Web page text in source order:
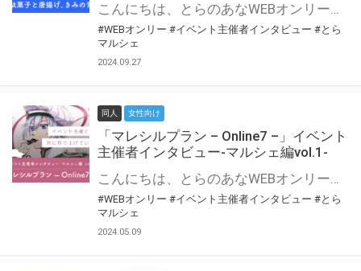
こんにちは、とらのあなWEBオンリー運営スタッフです。 新たにお届けする、イベント主催者インタビュー-マルシェ編-は、 とらのあなWEBオンリー「マルシェ」をご利用の主催様に 「マルシェ」を使ってイベントを開催した感想や心がけをお聞きする企画です。 今回は、WEBオンリー初開催「駄菓子と唐揚げ、きみの青」より、 主催のぎこ六屋様にお話を伺いました。 協力：ぎこ六屋様／イベント公式Twitter（@krkgwks） とらのあなWEBオンリー「マルシェ」とは？ WEBオンリーでリアルタイムでコミュニケーションがとれるオンライン会場です。
#WEBオンリー #イベント主催者インタビュー #とら
マルシェ
2024.09.27
同人 女性向け
「マレシルプラン – Online7 –」イベント
主催者インタビュー-マルシェ編vol.1-
こんにちは、とらのあなWEBオンリー運営スタッフです。 新たにお届けする、イベント主催者インタビュー-マルシェ編-は、 とらのあなWEBオンリー「マルシェ」をご利用した主催様に 「マルシェ」を使って開催した感想や心がけをお聞きする企画です。 今回は、WEBオンリー開催7回目迎えた「マレシルプラン – Online7 –」より、 主催の玉川うた様にお話を伺いました。 ▼マレシルプランのインタビュー前回記事 「イベント主催者インタビュー vol.6」はこちら 協力：玉川うた様（マレシルプラン実行委員会 代表）／イベント公式Twitter（@mallesil_plan） とらのあなWEBオンリー「マルシェ」とは？ WEBオンリーでリアルタイムでコミュニケーションがとれるオンライン会場です。
#WEBオンリー #イベント主催者インタビュー #とら
マルシェ
2024.05.09